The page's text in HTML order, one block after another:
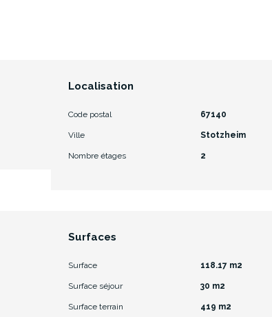
Localisation
Code postal 67140
Ville Stotzheim
Nombre étages 2
Surfaces
Surface 118.17 m2
Surface séjour 30 m2
Surface terrain 419 m2